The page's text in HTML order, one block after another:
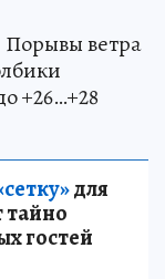
ветра
+26…+28
для
тайно
гостей